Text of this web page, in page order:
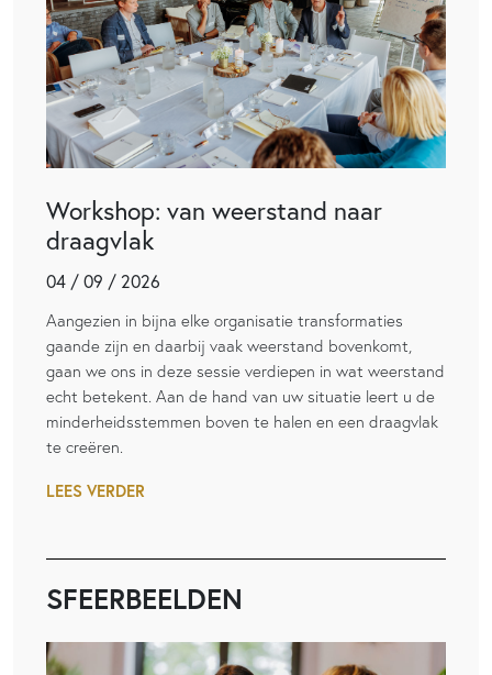
Workshop: van weerstand naar
draagvlak
04 / 09 / 2026
Aangezien in bijna elke organisatie transformaties
gaande zijn en daarbij vaak weerstand bovenkomt,
gaan we ons in deze sessie verdiepen in wat weerstand
echt betekent. Aan de hand van uw situatie leert u de
minderheidsstemmen boven te halen en een draagvlak
te creëren.
LEES VERDER
SFEERBEELDEN